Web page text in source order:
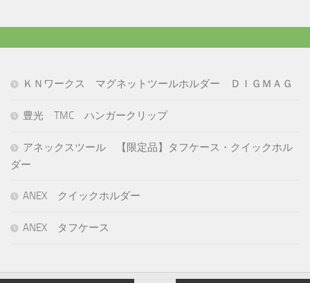
ＫＮワークス マグネットツールホルダー ＤＩＧＭＡＧ
豊光 TMC ハンガークリップ
アネックスツール 【限定品】タフケース・クイックホル
ダー
ANEX クイックホルダー
ANEX タフケース